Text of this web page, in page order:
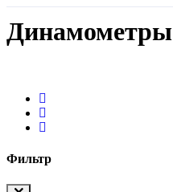
Динамометры
Фильтр